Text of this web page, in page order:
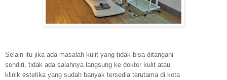
Selain itu jika ada masalah kulit yang tidak bisa ditangani
sendiri, tidak ada salahnya langsung ke dokter kulit atau
klinik estetika yang sudah banyak tersedia terutama di kota